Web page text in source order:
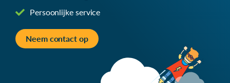
Persoonlijke service
Neem contact op